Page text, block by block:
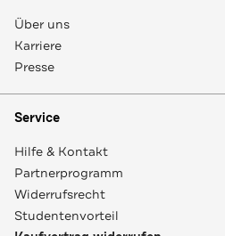
Über uns
Karriere
Presse
Service
Hilfe & Kontakt
Partnerprogramm
Widerrufsrecht
Studentenvorteil